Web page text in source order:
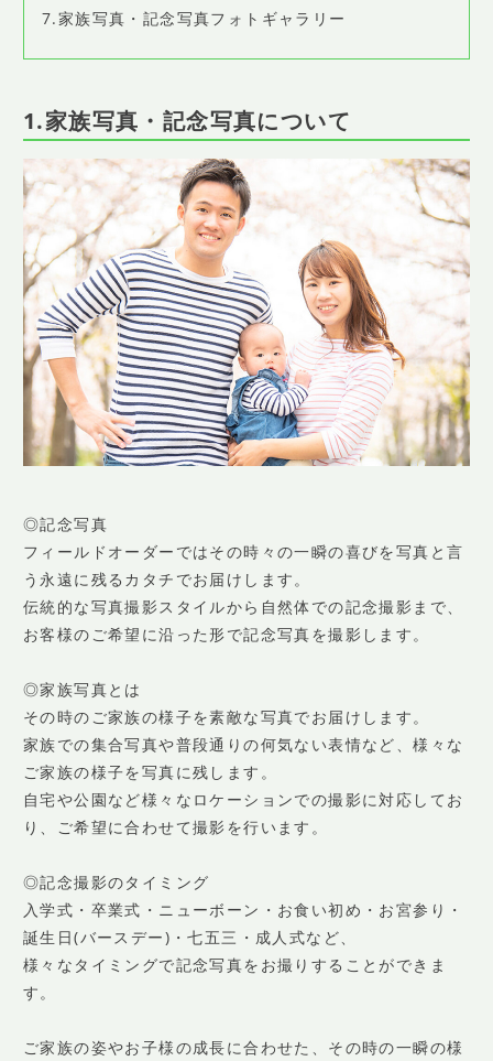
7.家族写真・記念写真フォトギャラリー
1.家族写真・記念写真について
◎記念写真
フィールドオーダーではその時々の一瞬の喜びを写真と言
う永遠に残るカタチでお届けします。
伝統的な写真撮影スタイルから自然体での記念撮影まで、
お客様のご希望に沿った形で記念写真を撮影します。
◎家族写真とは
その時のご家族の様子を素敵な写真でお届けします。
家族での集合写真や普段通りの何気ない表情など、様々な
ご家族の様子を写真に残します。
自宅や公園など様々なロケーションでの撮影に対応してお
り、ご希望に合わせて撮影を行います。
◎記念撮影のタイミング
入学式・卒業式・ニューボーン・お食い初め・お宮参り・
誕生日(バースデー)・七五三・成人式など、
様々なタイミングで記念写真をお撮りすることができま
す。
ご家族の姿やお子様の成長に合わせた、その時の一瞬の様